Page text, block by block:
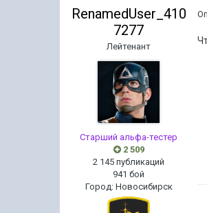
RenamedUser_410
7277
Лейтенант
Старший альфа-тестер
2 509
2 145 публикаций
941 бой
Город: Новосибирск